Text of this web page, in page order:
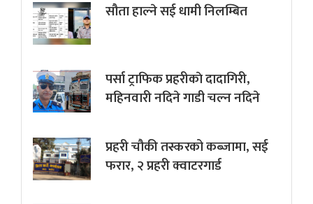
सौता हाल्ने सई धामी निलम्बित
पर्सा ट्राफिक प्रहरीकाे दादागिरी,
महिनवारी नदिने गाडी चल्न नदिने
प्रहरी चौकी तस्करको कब्जामा, सई
फरार, २ प्रहरी क्वाटरगार्ड